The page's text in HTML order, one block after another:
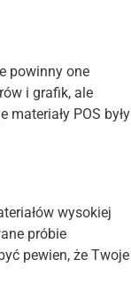
powinny one
i grafik, ale
POS były
wysokiej
próbie
pewien, że Twoje